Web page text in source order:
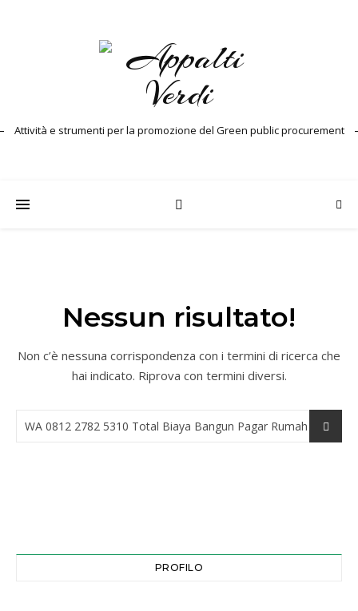
Attività e strumenti per la promozione del Green public procurement
Nessun risultato!
Non c’è nessuna corrispondenza con i termini di ricerca che
hai indicato. Riprova con termini diversi.
PROFILO